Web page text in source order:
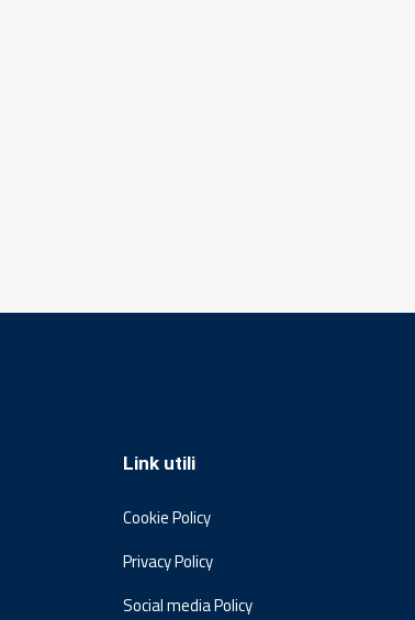
Link utili
Cookie Policy
Privacy Policy
Social media Policy